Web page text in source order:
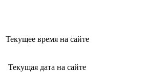
Текущее время на сайте
Текущая дата на сайте